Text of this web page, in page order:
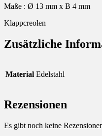
Maße : Ø 13 mm x B 4 mm
Klappcreolen
Zusätzliche
Material Edelstahl
Rezensionen
Es gibt noch keine